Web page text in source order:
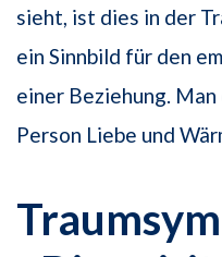
sieht, ist dies in der
ein Sinnbild für den
einer Beziehung.
Person Liebe und